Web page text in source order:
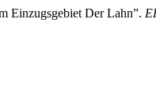
Einzugsgebiet Der Lahn”.